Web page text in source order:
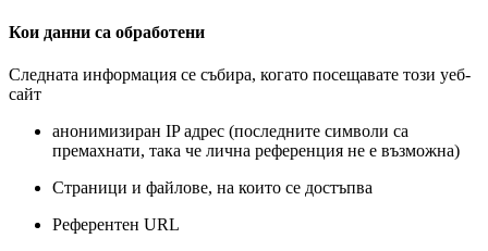
Кои данни са обработени
Следната информация се събира, когато посещавате този уеб-
сайт
анонимизиран IP адрес (последните символи са
премахнати, така че лична референция не е възможна)
Страници и файлове, на които се достъпва
Референтен URL